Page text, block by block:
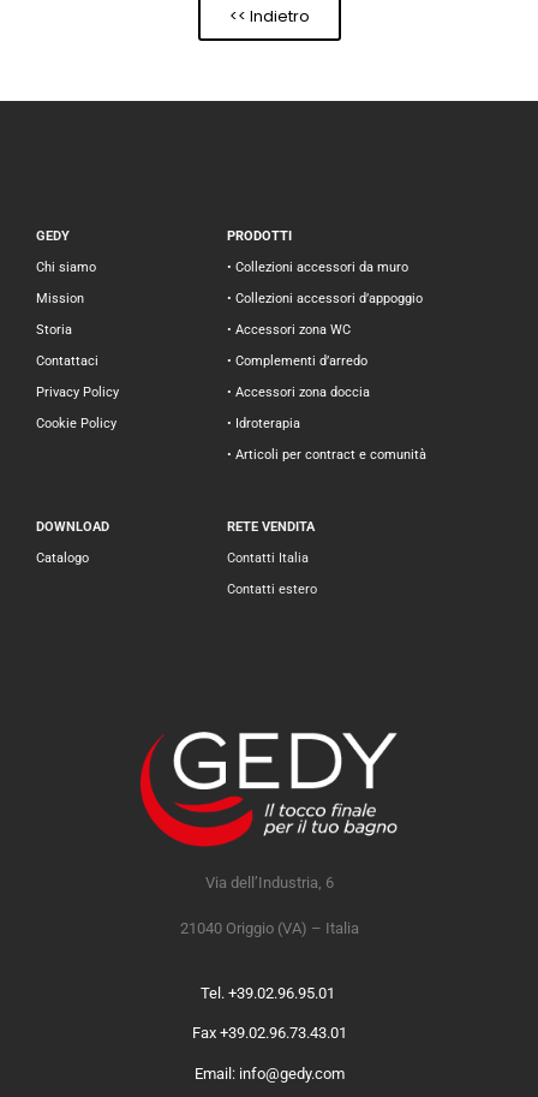
<< Indietro
GEDY
Chi siamo
Mission
Storia
Contattaci
Privacy Policy
Cookie Policy
PRODOTTI
• Collezioni accessori da muro
• Collezioni accessori d’appoggio
• Accessori zona WC
• Complementi d’arredo
• Accessori zona doccia
• Idroterapia
• Articoli per contract e comunità
DOWNLOAD
Catalogo
RETE VENDITA
Contatti Italia
Contatti estero
Via dell’Industria, 6
21040 Origgio (VA) – Italia
Tel. +39.02.96.95.01
Fax +39.02.96.73.43.01
Email: info@gedy.com